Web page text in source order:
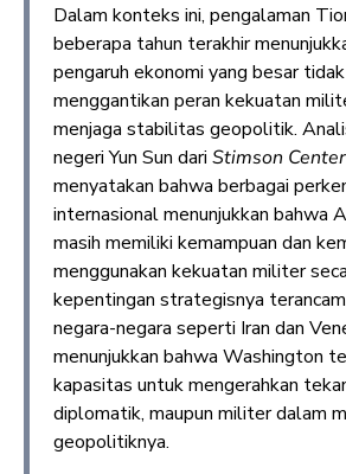
Dalam konteks ini, pengalaman
beberapa tahun terakhir
pengaruh ekonomi yang besar
menggantikan peran kekuatan
menjaga stabilitas geopolitik.
negeri Yun Sun dari Stimson Center
menyatakan bahwa berbagai
internasional menunjukkan bahwa
masih memiliki kemampuan dan
menggunakan kekuatan militer
kepentingan strategisnya
negara-negara seperti Iran dan
menunjukkan bahwa Washington
kapasitas untuk mengerahkan
diplomatik, maupun militer dalam
geopolitiknya.